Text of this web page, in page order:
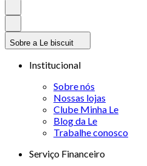
Sobre a Le biscuit
Institucional
Sobre nós
Nossas lojas
Clube Minha Le
Blog da Le
Trabalhe conosco
Serviço Financeiro